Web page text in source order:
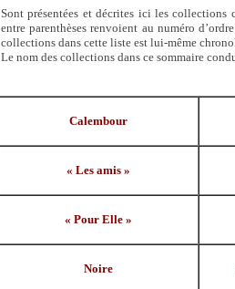
Sont présentées et décrites ici les collections
entre parenthèses renvoient au numéro
collections dans cette liste est lui-même
Le nom des collections dans ce sommaire
Calembour
« Les amis »
« Pour Elle »
Noire